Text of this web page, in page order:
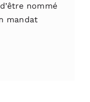
nommé
mandat